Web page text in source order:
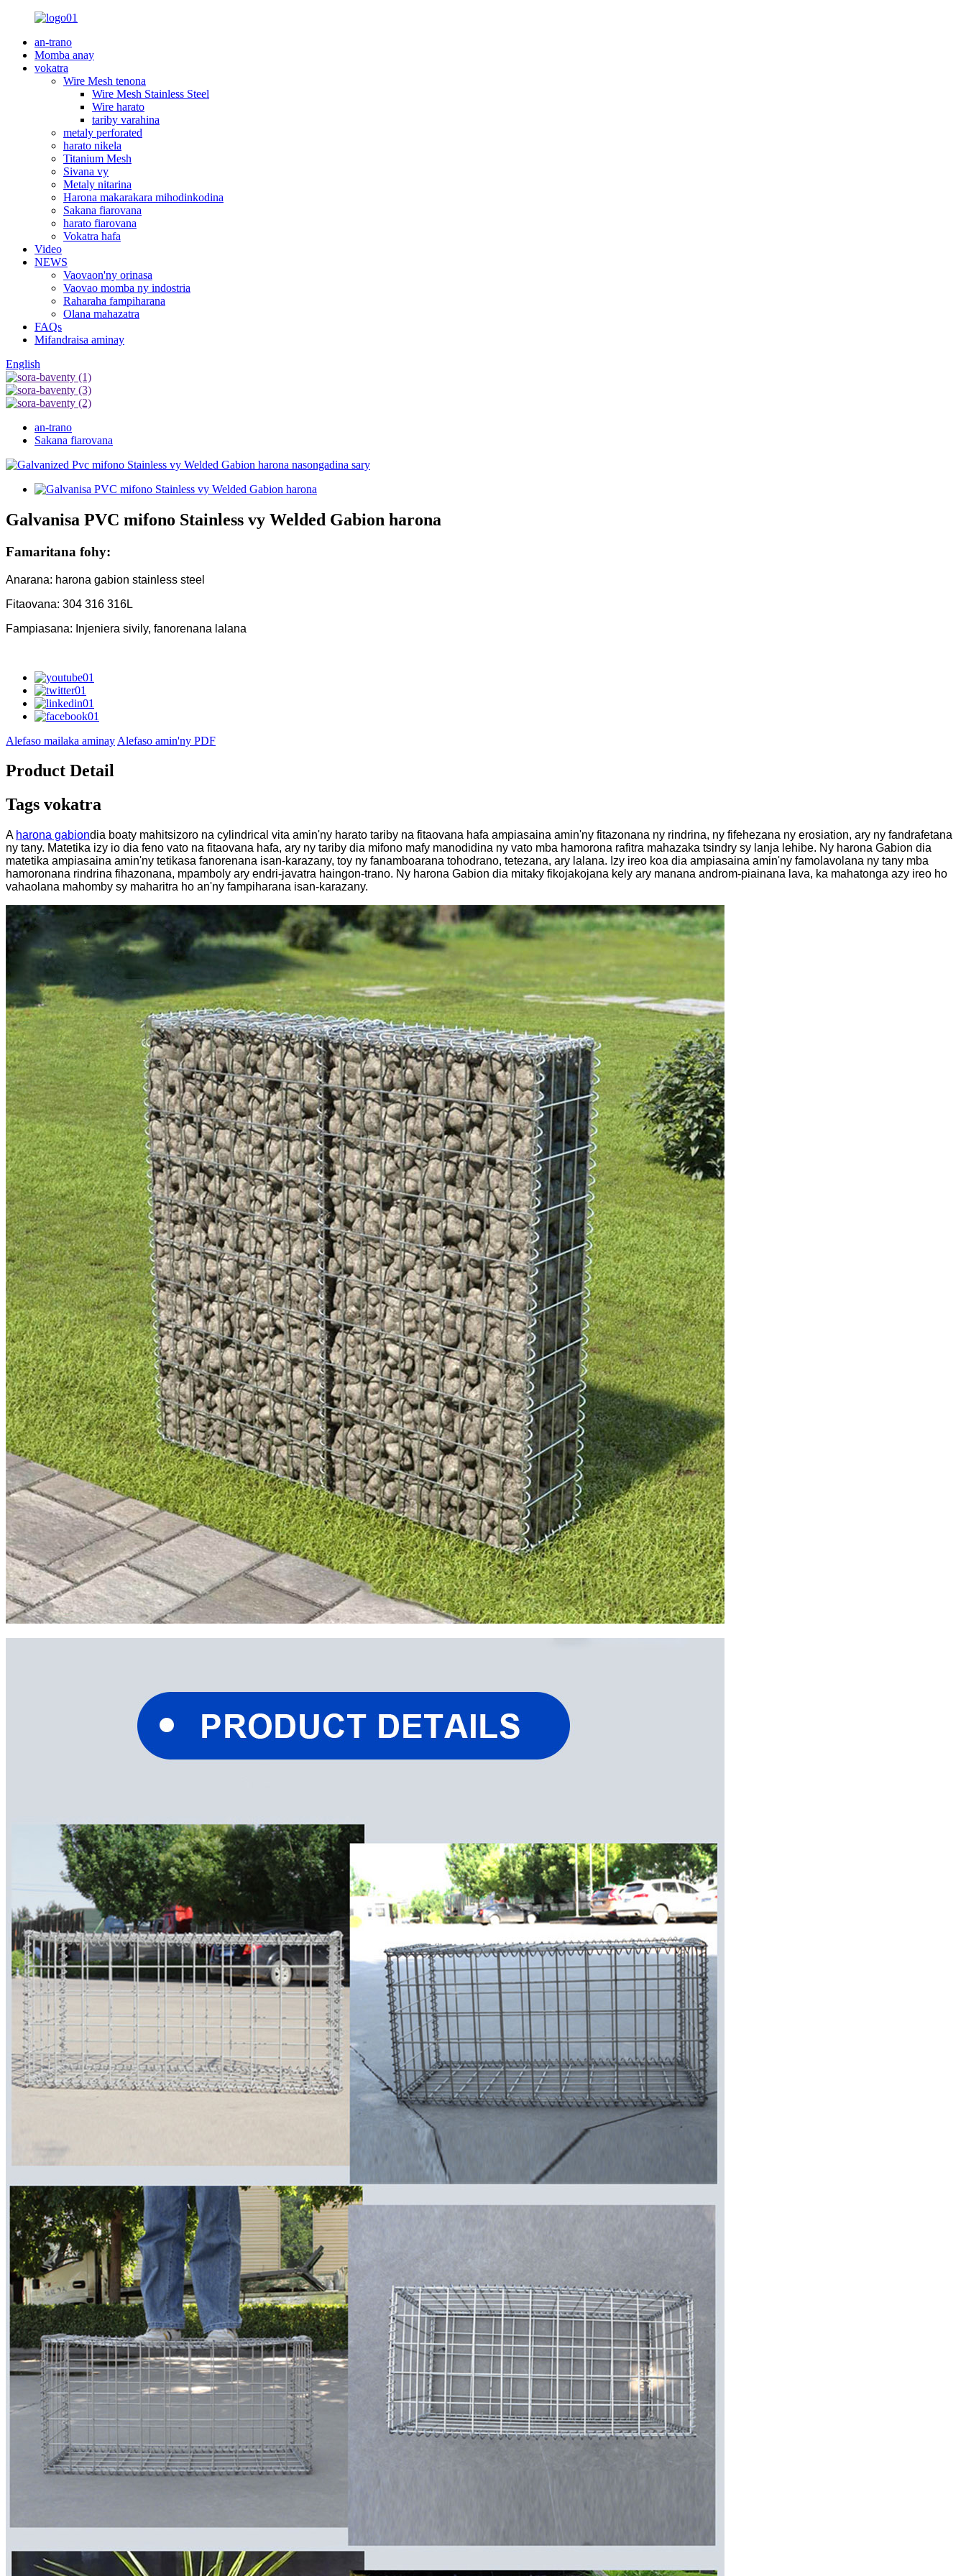
an-trano
Momba anay
vokatra
Wire Mesh tenona
Wire Mesh Stainless Steel
Wire harato
tariby varahina
metaly perforated
harato nikela
Titanium Mesh
Sivana vy
Metaly nitarina
Harona makarakara mihodinkodina
Sakana fiarovana
harato fiarovana
Vokatra hafa
Video
NEWS
Vaovaon'ny orinasa
Vaovao momba ny indostria
Raharaha fampiharana
Olana mahazatra
FAQs
Mifandraisa aminay
English
an-trano
Sakana fiarovana
Galvanisa PVC mifono Stainless vy Welded Gabion harona
Famaritana fohy:
Anarana: harona gabion stainless steel
Fitaovana: 304 316 316L
Fampiasana: Injeniera sivily, fanorenana lalana
Alefaso mailaka aminay Alefaso amin'ny PDF
Product Detail
Tags vokatra
A harona gabiondia boaty mahitsizoro na cylindrical vita amin'ny harato tariby na fitaovana hafa ampiasaina amin'ny fitazonana ny rindrina, ny fifehezana ny erosiation, ary ny fandrafetana
ny tany. Matetika izy io dia feno vato na fitaovana hafa, ary ny tariby dia mifono mafy manodidina ny vato mba hamorona rafitra mahazaka tsindry sy lanja lehibe. Ny harona Gabion dia
matetika ampiasaina amin'ny tetikasa fanorenana isan-karazany, toy ny fanamboarana tohodrano, tetezana, ary lalana. Izy ireo koa dia ampiasaina amin'ny famolavolana ny tany mba
hamoronana rindrina fihazonana, mpamboly ary endri-javatra haingon-trano. Ny harona Gabion dia mitaky fikojakojana kely ary manana androm-piainana lava, ka mahatonga azy ireo ho
vahaolana mahomby sy maharitra ho an'ny fampiharana isan-karazany.